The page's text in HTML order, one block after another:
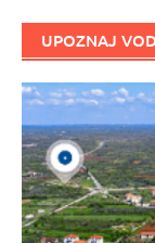
UPOZNAJ